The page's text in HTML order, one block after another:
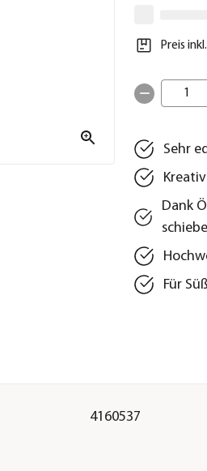
Preis
1
Sehr
Dank
Für
4160537